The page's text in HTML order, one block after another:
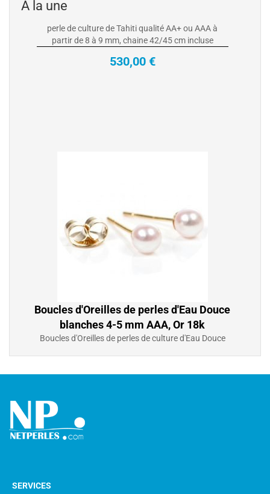
A la unepartir de 8 à 9 mm, chaine 42/45 cm incluse
530,00 €
Boucles d'Oreilles de perles de culture d'Eau Douce
blanches 4-5 mm AAA, petit diamètre, très discret,
idéal pour jeune filles, Or 18k
SERVICES